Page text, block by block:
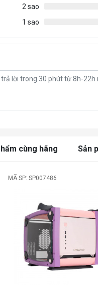
2 sao
1 sao
cùng hãng Sản
MÃ SP: SP007486